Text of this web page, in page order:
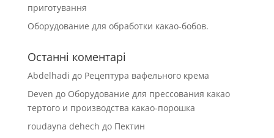
приготування
Оборудование для обработки какао-бобов.
Останні коментарі
Abdelhadi до Рецептура вафельного крема
Deven до Оборудование для прессования какао
тертого и производства какао-порошка
roudayna dehech до Пектин